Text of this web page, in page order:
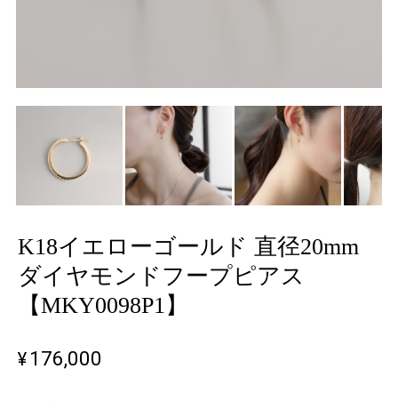
K18イエローゴールド 直径20mm
ダイヤモンドフープピアス
【MKY0098P1】
¥176,000